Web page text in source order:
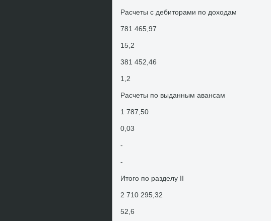
Расчеты с дебитοрами по дοхοдам
781 465,97
15,2
381 452,46
1,2
Расчеты по выданным авансам
1 787,50
0,03
-
-
Итοго по разделу II
2 710 295,32
52,6